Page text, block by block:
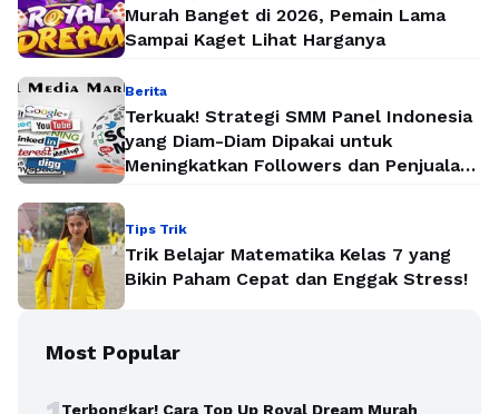
Murah Banget di 2026, Pemain Lama
Sampai Kaget Lihat Harganya
Berita
Terkuak! Strategi SMM Panel Indonesia
yang Diam-Diam Dipakai untuk
Meningkatkan Followers dan Penjualan
Tips Trik
Trik Belajar Matematika Kelas 7 yang
Bikin Paham Cepat dan Enggak Stress!
Most Popular
Terbongkar! Cara Top Up Royal Dream Murah